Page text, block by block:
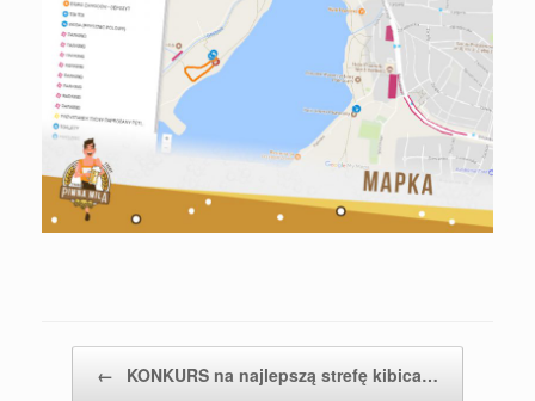
← KONKURS na najlepszą strefę kibica…